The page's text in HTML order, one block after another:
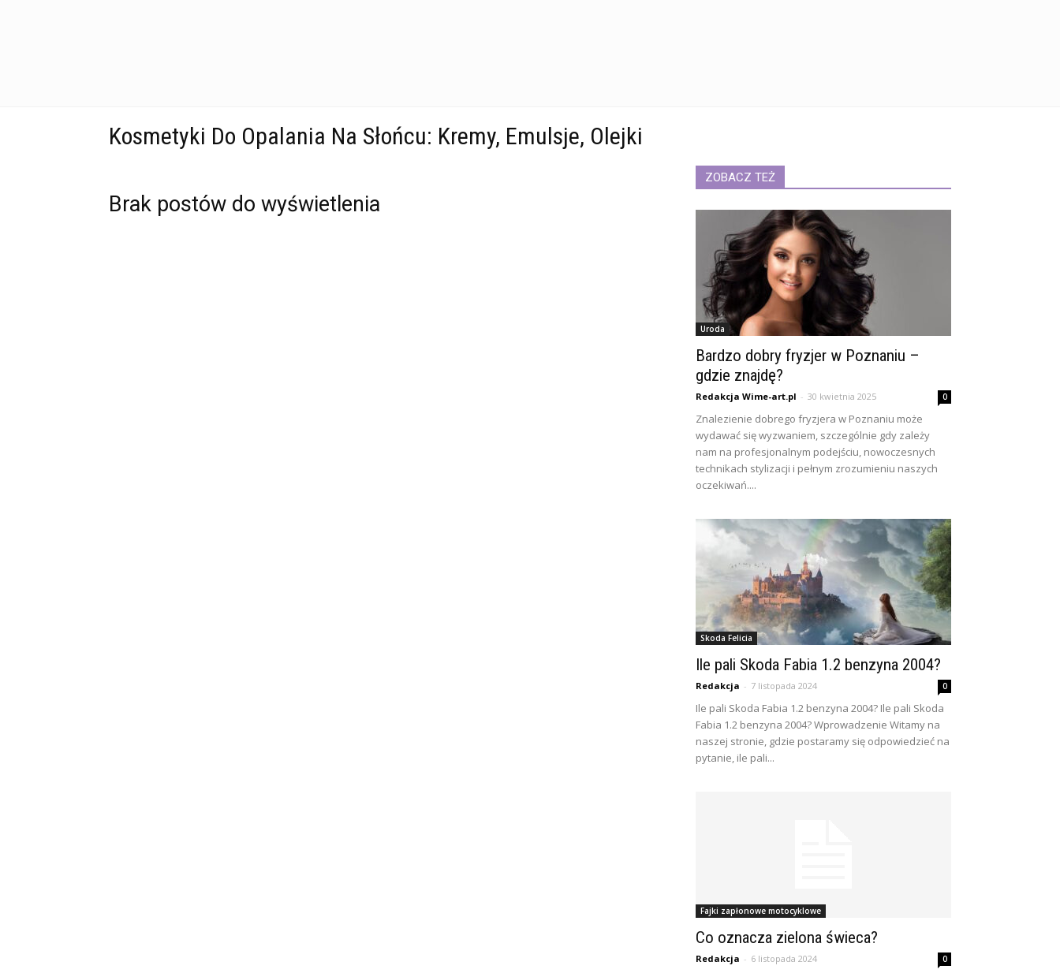
Kosmetyki Do Opalania Na Słońcu: Kremy, Emulsje, Olejki
Brak postów do wyświetlenia
ZOBACZ TEŻ
Uroda
Bardzo dobry fryzjer w Poznaniu –
gdzie znajdę?
Redakcja Wime-art.pl - 30 kwietnia 2025 0
Znalezienie dobrego fryzjera w Poznaniu może
wydawać się wyzwaniem, szczególnie gdy zależy
nam na profesjonalnym podejściu, nowoczesnych
technikach stylizacji i pełnym zrozumieniu naszych
oczekiwań....
Skoda Felicia
Ile pali Skoda Fabia 1.2 benzyna 2004?
Redakcja - 7 listopada 2024 0
Ile pali Skoda Fabia 1.2 benzyna 2004? Ile pali Skoda
Fabia 1.2 benzyna 2004? Wprowadzenie Witamy na
naszej stronie, gdzie postaramy się odpowiedzieć na
pytanie, ile pali...
Fajki zapłonowe motocyklowe
Co oznacza zielona świeca?
Redakcja - 6 listopada 2024 0